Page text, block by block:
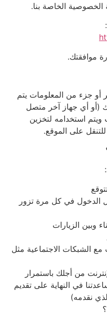
الخصوصية الخاصة بنا.
موافقتك.
جزء من المعلومات يتم
(أو أي جهاز آخر متصل
ويتم استخدامه لتخزين
على الموقع.
الدخول في كل مرة تزور
وبين الزيارات
الشبكات الاجتماعية مثل
من أجلك باستمرار
في النهاية على تقديم
نقدمه)